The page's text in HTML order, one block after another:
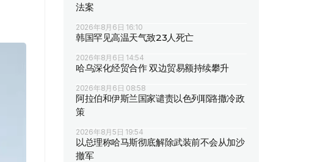
法案
2026年8月6日 16:10
韩国罕见高温天气致23人死亡
2026年8月6日 14:54
哈乌深化经贸合作 双边贸易额持续攀升
2026年8月6日 08:58
阿拉伯和伊斯兰国家谴责以色列耶路撒冷政
策
2026年8月5日 19:54
以总理称哈马斯彻底解除武装前不会从加沙
撤军